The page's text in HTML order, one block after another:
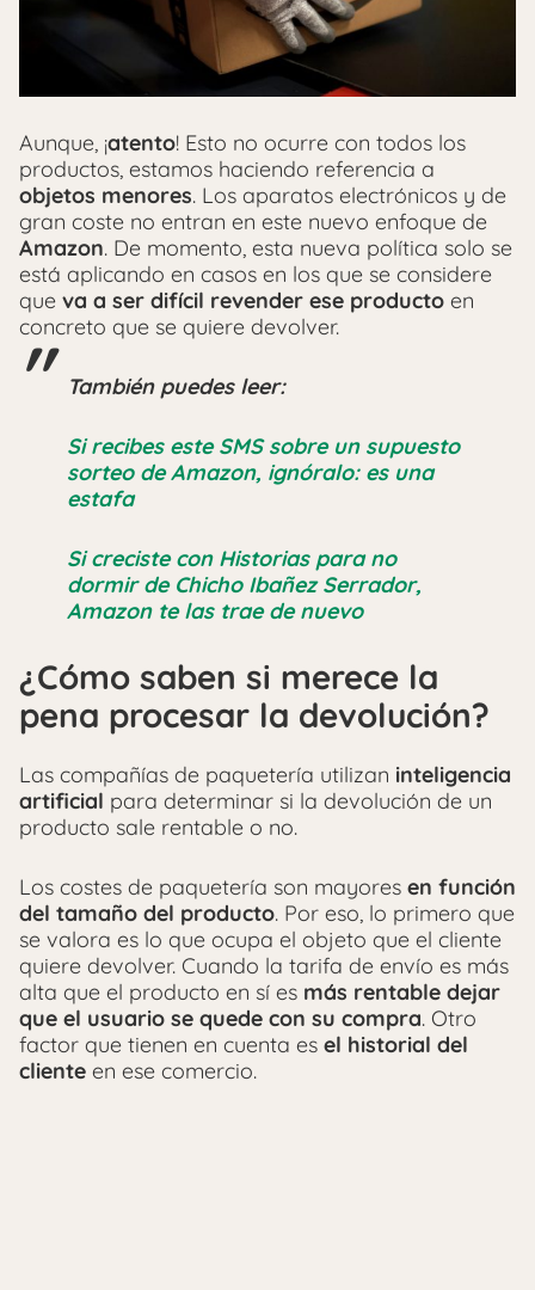
Aunque, ¡atento! Esto no ocurre con todos los
productos, estamos haciendo referencia a
objetos menores. Los aparatos electrónicos y de
gran coste no entran en este nuevo enfoque de
Amazon. De momento, esta nueva política solo se
está aplicando en casos en los que se considere
que va a ser difícil revender ese producto en
concreto que se quiere devolver.
También puedes leer:
Si recibes este SMS sobre un supuesto
sorteo de Amazon, ignóralo: es una
estafa
Si creciste con Historias para no
dormir de Chicho Ibañez Serrador,
Amazon te las trae de nuevo
¿Cómo saben si merece la
pena procesar la devolución?
Las compañías de paquetería utilizan inteligencia
artificial para determinar si la devolución de un
producto sale rentable o no.
Los costes de paquetería son mayores en función
del tamaño del producto. Por eso, lo primero que
se valora es lo que ocupa el objeto que el cliente
quiere devolver. Cuando la tarifa de envío es más
alta que el producto en sí es más rentable dejar
que el usuario se quede con su compra. Otro
factor que tienen en cuenta es el historial del
cliente en ese comercio.